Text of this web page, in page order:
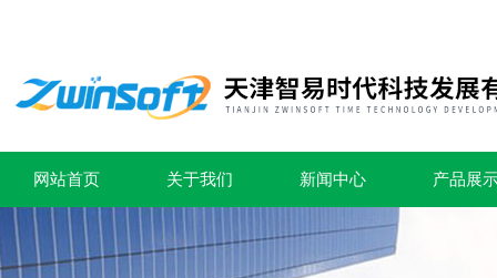
网站首页 关于我们 新闻中心 产品展